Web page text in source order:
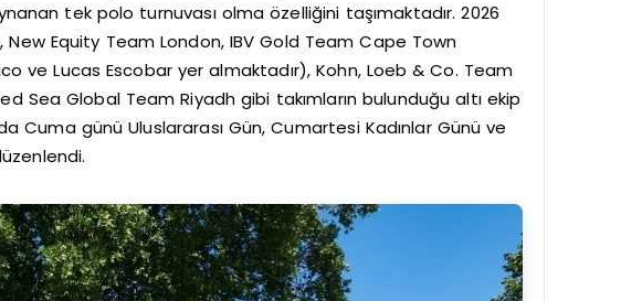
tek polo turnuvası olma özelliğini taşımaktadır. 2026
Equity Team London, IBV Gold Team Cape Town
ve Lucas Escobar yer almaktadır), Kohn, Loeb & Co. Team
Sea Global Team Riyadh gibi takımların bulunduğu altı ekip
Cuma günü Uluslararası Gün, Cumartesi Kadınlar Günü ve